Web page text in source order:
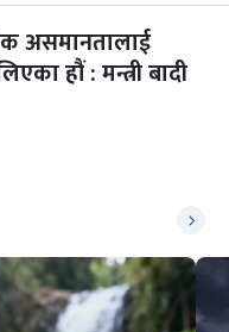
असमानतालाई
हौं : मन्त्री बादी